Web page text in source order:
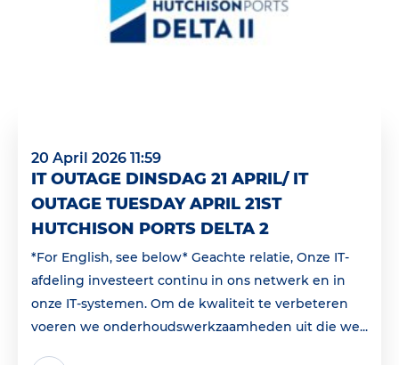
20 April 2026 11:59
IT OUTAGE DINSDAG 21 APRIL/ IT
OUTAGE TUESDAY APRIL 21ST
HUTCHISON PORTS DELTA 2
*For English, see below* Geachte relatie, Onze IT-
afdeling investeert continu in ons netwerk en in
onze IT-systemen. Om de kwaliteit te verbeteren
voeren we onderhoudswerkzaamheden uit die we...